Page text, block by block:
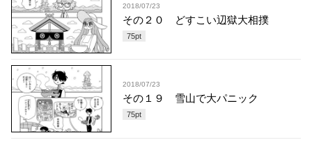
2018/07/23
その２０ どすこい辺獄大相撲
75pt
2018/07/23
その１９ 雪山で大パニック
75pt